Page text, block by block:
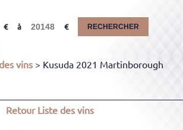
à RECHERCHER
vins > Kusuda 2021 Martinborough
RetourListe des vins